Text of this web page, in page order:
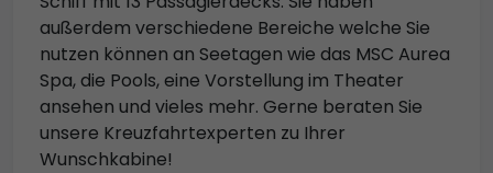
außerdem verschiedene Bereiche welche Sie
nutzen können an Seetagen wie das MSC Aurea
Spa, die Pools, eine Vorstellung im Theater
ansehen und vieles mehr. Gerne beraten Sie
unsere Kreuzfahrtexperten zu Ihrer
Wunschkabine!